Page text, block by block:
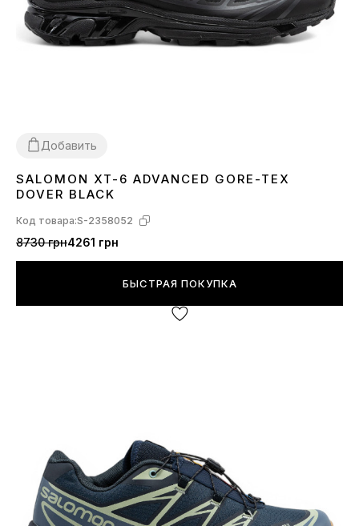
Добавить
4041 42 43 44 45
SALOMON XT-6 ADVANCED GORE-TEX
DOVER BLACK
Код товара:S-2358052
8730 грн4261 грн
БЫСТРАЯ ПОКУПКА